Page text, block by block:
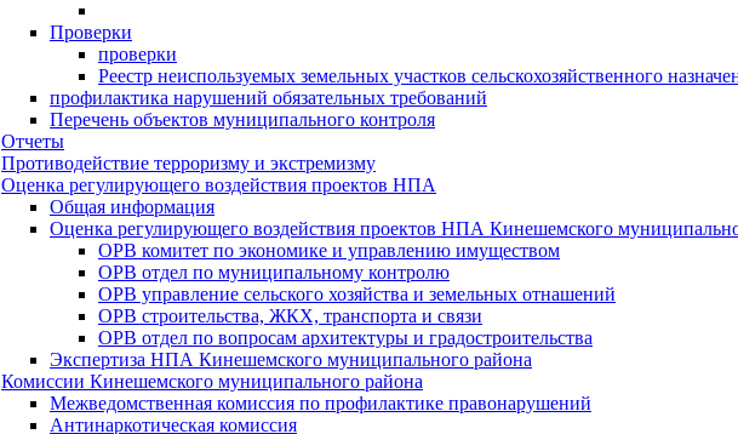
Проверки
проверки
Реестр неиспользуемых земельных участков сельскохозяйственного
профилактика нарушений обязательных требований
Перечень объектов муниципального контроля
Отчеты
Противодействие терроризму и экстремизму
Оценка регулирующего воздействия проектов НПА
Общая информация
Оценка регулирующего воздействия проектов НПА Кинешемского
ОРВ комитет по экономике и управлению имуществом
ОРВ отдел по муниципальному контролю
ОРВ управление сельского хозяйства и земельных отнашений
ОРВ строительства, ЖКХ, транспорта и связи
ОРВ отдел по вопросам архитектуры и градостроительства
Экспертиза НПА Кинешемского муниципального района
Комиссии Кинешемского муниципального района
Межведомственная комиссия по профилактике правонарушений
Антинаркотическая комиссия